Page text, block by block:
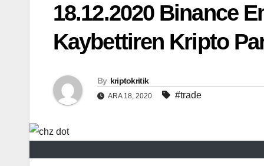
18.12.2020 Binance
Kaybettiren Kripto
By kriptokritik
ARA 18, 2020 #trade